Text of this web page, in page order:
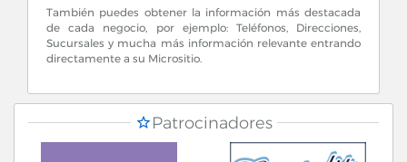
También puedes obtener la información más destacada
de cada negocio, por ejemplo: Teléfonos, Direcciones,
Sucursales y mucha más información relevante entrando
directamente a su Micrositio.
Patrocinadores